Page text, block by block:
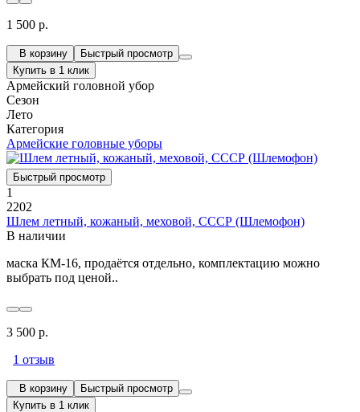
1 500 р.
В корзину
Быстрый просмотр
Купить в 1 клик
Армейский головной убор
Сезон
Лето
Категория
Армейские головные уборы
Быстрый просмотр
1
2202
Шлем летный, кожаный, меховой, СССР (Шлемофон)
В наличии
маска КМ-16, продаётся отдельно, комплектацию можно
выбрать под ценой..
3 500 р.
1 отзыв
В корзину
Быстрый просмотр
Купить в 1 клик